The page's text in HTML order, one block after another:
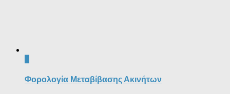
Φορολογία Μεταβίβασης Ακινήτων